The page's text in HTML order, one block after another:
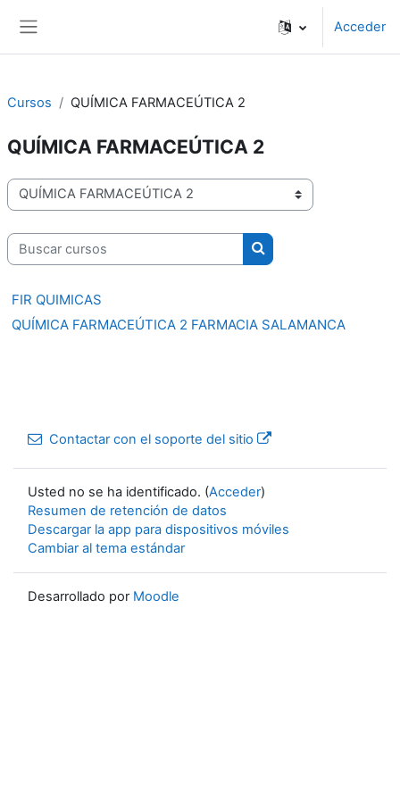
Acceder
Cursos QUÍMICA FARMACEÚTICA 2
QUÍMICA FARMACEÚTICA 2
Categorías
Buscar cursos
Buscar cursos
FIR QUIMICAS
QUÍMICA FARMACEÚTICA 2 FARMACIA SALAMANCA
Contactar con el soporte del sitio
Usted no se ha identificado. (Acceder)
Resumen de retención de datos
Descargar la app para dispositivos móviles
Cambiar al tema estándar
Desarrollado por Moodle